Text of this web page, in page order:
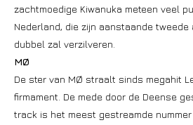
zachtmoedige Kiwanuka meteen veel
Nederland, die zijn aanstaande tweede
dubbel zal verzilveren.
MØ
De ster van MØ straalt sinds megahit
firmament. De mede door de Deense
track is het meest gestreamde